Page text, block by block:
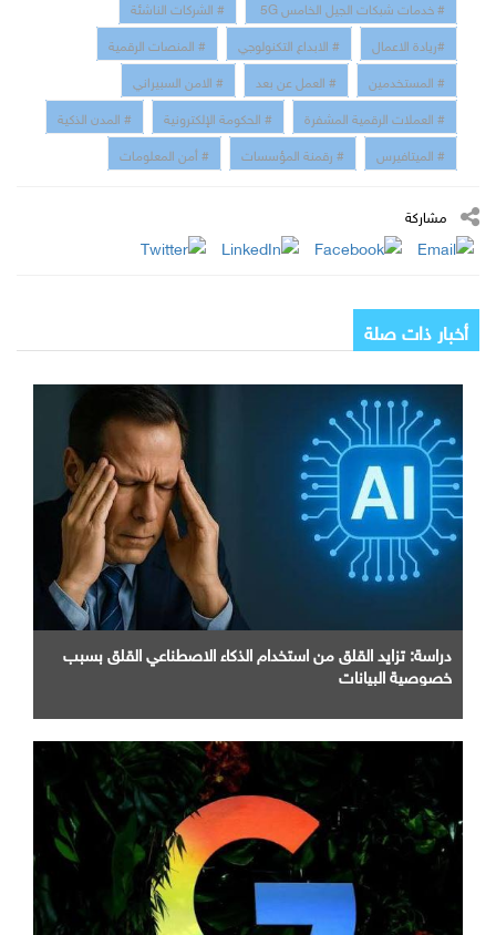
# خدمات شبكات الجيل الخامس 5G
# الشركات الناشئة
#ريادة الاعمال
# الابداع التكنولوجي
# المنصات الرقمية
# المستخدمين
# العمل عن بعد
# الامن السبيراني
# العملات الرقمية المشفرة
# الحكومة الإلكترونية
# المدن الذكية
# الميتافيرس
# رقمنة المؤسسات # أمن المعلومات
مشاركة
أخبار ذات صلة
دراسة: تزايد القلق من استخدام الذكاء الاصطناعي القلق بسبب
خصوصية البيانات